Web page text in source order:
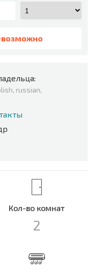
russian,
Кол-во комнат
2